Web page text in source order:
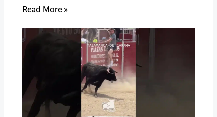
Read More »